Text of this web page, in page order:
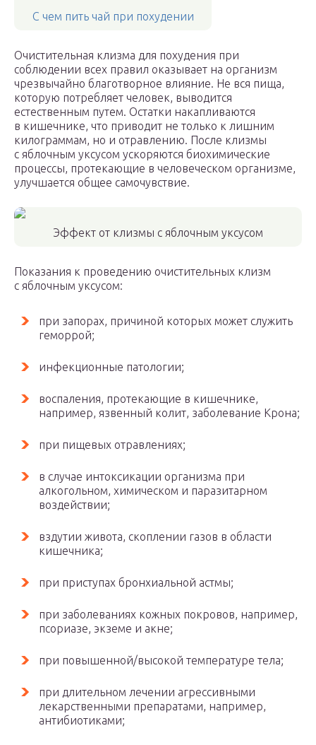
С чем пить чай при похудении
Очистительная клизма для похудения при
соблюдении всех правил оказывает на организм
чрезвычайно благотворное влияние. Не вся пища,
которую потребляет человек, выводится
естественным путем. Остатки накапливаются
в кишечнике, что приводит не только к лишним
килограммам, но и отравлению. После клизмы
с яблочным уксусом ускоряются биохимические
процессы, протекающие в человеческом организме,
улучшается общее самочувствие.
Эффект от клизмы с яблочным уксусом
Показания к проведению очистительных клизм
с яблочным уксусом:
при запорах, причиной которых может служить
геморрой;
инфекционные патологии;
воспаления, протекающие в кишечнике,
например, язвенный колит, заболевание Крона;
при пищевых отравлениях;
в случае интоксикации организма при
алкогольном, химическом и паразитарном
воздействии;
вздутии живота, скоплении газов в области
кишечника;
при приступах бронхиальной астмы;
при заболеваниях кожных покровов, например,
псориазе, экземе и акне;
при повышенной/высокой температуре тела;
при длительном лечении агрессивными
лекарственными препаратами, например,
антибиотиками;